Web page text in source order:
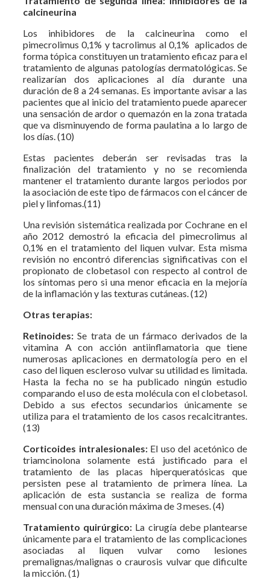
calcineurina
Los inhibidores de la calcineurina como el
pimecrolimus 0,1% y tacrolimus al 0,1% aplicados de
forma tópica constituyen un tratamiento eficaz para el
tratamiento de algunas patologías dermatológicas. Se
realizarían dos aplicaciones al día durante una
duración de 8 a 24 semanas. Es importante avisar a las
pacientes que al inicio del tratamiento puede aparecer
una sensación de ardor o quemazón en la zona tratada
que va disminuyendo de forma paulatina a lo largo de
los días. (10)
Estas pacientes deberán ser revisadas tras la
finalización del tratamiento y no se recomienda
mantener el tratamiento durante largos periodos por
la asociación de este tipo de fármacos con el cáncer de
piel y linfomas.(11)
Una revisión sistemática realizada por Cochrane en el
año 2012 demostró la eficacia del pimecrolimus al
0,1% en el tratamiento del liquen vulvar. Esta misma
revisión no encontró diferencias significativas con el
propionato de clobetasol con respecto al control de
los síntomas pero si una menor eficacia en la mejoría
de la inflamación y las texturas cutáneas. (12)
Otras terapias:
Retinoides:Se trata de un fármaco derivados de la
vitamina A con acción antiinflamatoria que tiene
numerosas aplicaciones en dermatología pero en el
caso del liquen escleroso vulvar su utilidad es limitada.
Hasta la fecha no se ha publicado ningún estudio
comparando el uso de esta molécula con el clobetasol.
Debido a sus efectos secundarios únicamente se
utiliza para el tratamiento de los casos recalcitrantes.
(13)
Corticoides intralesionales: El uso del acetónico de
triamcinolona solamente está justificado para el
tratamiento de las placas hiperqueratósicas que
persisten pese al tratamiento de primera línea. La
aplicación de esta sustancia se realiza de forma
mensual con una duración máxima de 3 meses. (4)
Tratamiento quirúrgico: La cirugía debe plantearse
únicamente para el tratamiento de las complicaciones
asociadas al liquen vulvar como lesiones
premalignas/malignas o craurosis vulvar que dificulte
la micción. (1)